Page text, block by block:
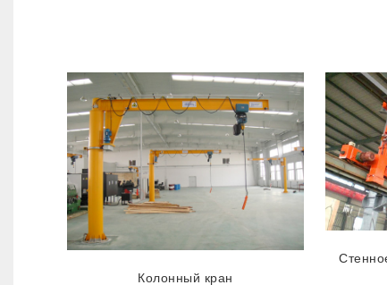
Колонный кран